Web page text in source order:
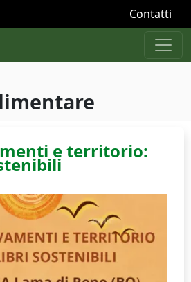
Contatti
e territorio: